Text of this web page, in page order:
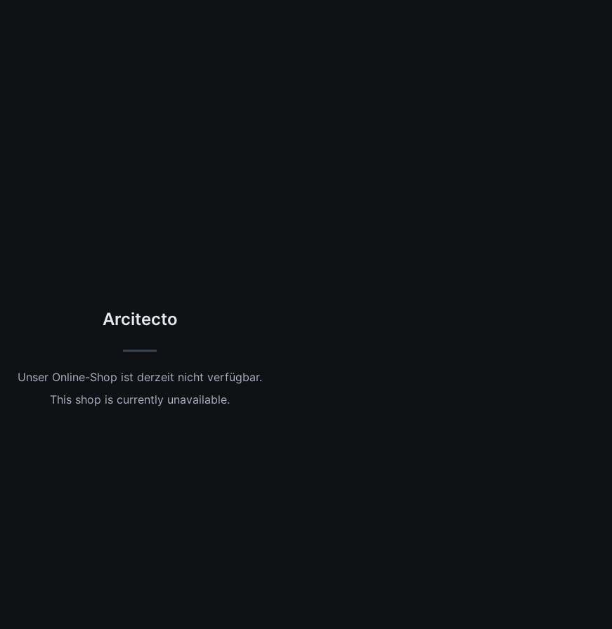
Arcitecto
Unser Online-Shop ist derzeit nicht verfügbar.
This shop is currently unavailable.